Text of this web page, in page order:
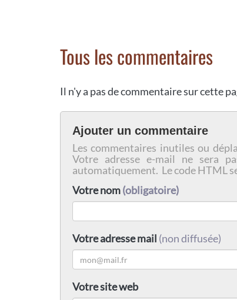
Tous les commentaires
Il n'y a pas de commentaire sur cette
Ajouter un commentaire
Les commentaires inutiles ou
Votre adresse e-mail ne sera
automatiquement. Le code HTML
Votre nom(obligatoire)
Votre adresse mail (non diffusée)
Votre site web